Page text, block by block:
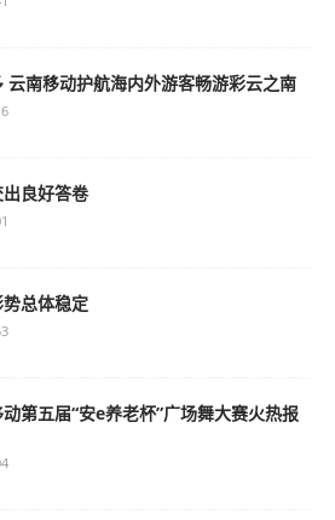
云南移动护航海内外游客畅游彩云之南
良好答卷
总体稳定
第五届“安e养老杯”广场舞大赛火热报